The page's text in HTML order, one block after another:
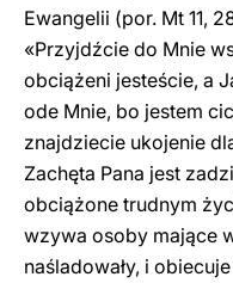
Ewangelii (por. Mt 11,
«Przyjdźcie do Mnie
obciążeni jesteście, a
ode Mnie, bo jestem
znajdziecie ukojenie
Zachęta Pana jest
obciążone trudnym
wzywa osoby mające
naśladowały, i